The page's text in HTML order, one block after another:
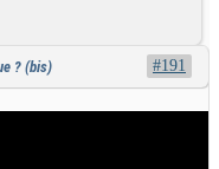
? (bis) #191